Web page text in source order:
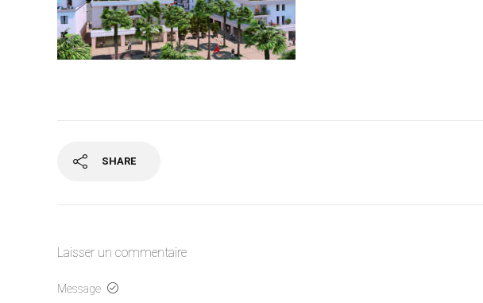
SHARE
Laisser un commentaire
Message